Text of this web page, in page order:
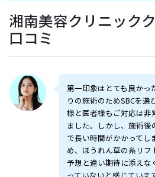
湘南美容クリニック
口コミ
第一印象はとても良かっ
りの施術のためSBCを
様と医者様もご対応は非
ました。しかし、施術
で長い時間がかかってし
め、ほうれん草の糸リ
予想と違い期待に添えな